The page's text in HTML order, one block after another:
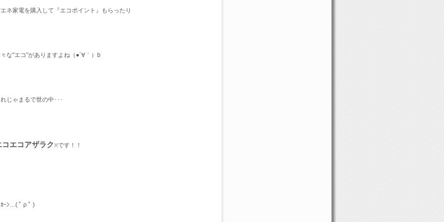
ネ家電を購入して『エコポイント』もらったり
な"エコ"がありますよね（●´∀｀）b
じゃまるで世の中･･･
コエコアザラク※です！！
ｶｰﾝ…( ﾟ ρ ﾟ )